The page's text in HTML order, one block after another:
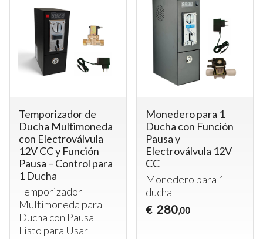
Temporizador de
Ducha Multimoneda
con Electroválvula
12V CC y Función
Pausa – Control para
1 Ducha
Temporizador
Multimoneda para
Ducha con Pausa –
Listo para Usar
Monedero para 1
Ducha con Función
Pausa y
Electroválvula 12V
CC
Monedero para 1
ducha
€ 280,00